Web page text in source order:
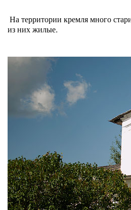
На территории кремля много
из них жилые.